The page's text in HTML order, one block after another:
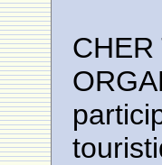
CHER